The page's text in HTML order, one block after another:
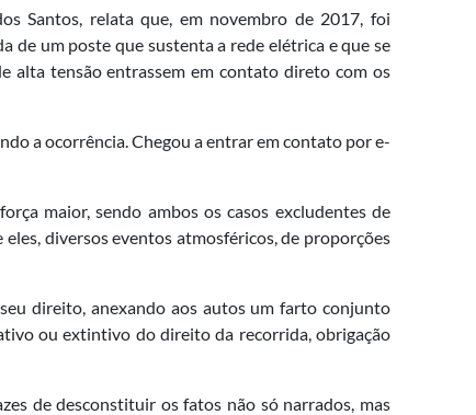
Santos, relata que, em novembro de 2017, foi
de um poste que sustenta a rede elétrica e que se
alta tensão entrassem em contato direto com os
a ocorrência. Chegou a entrar em contato por e-
maior, sendo ambos os casos excludentes de
diversos eventos atmosféricos, de proporções
direito, anexando aos autos um farto conjunto
ou extintivo do direito da recorrida, obrigação
de desconstituir os fatos não só narrados, mas